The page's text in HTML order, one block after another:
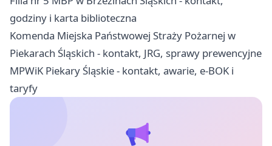
godziny i karta biblioteczna
Komenda Miejska Państwowej Straży Pożarnej w
Piekarach Śląskich - kontakt, JRG, sprawy prewencyjne
MPWiK Piekary Śląskie - kontakt, awarie, e-BOK i
taryfy